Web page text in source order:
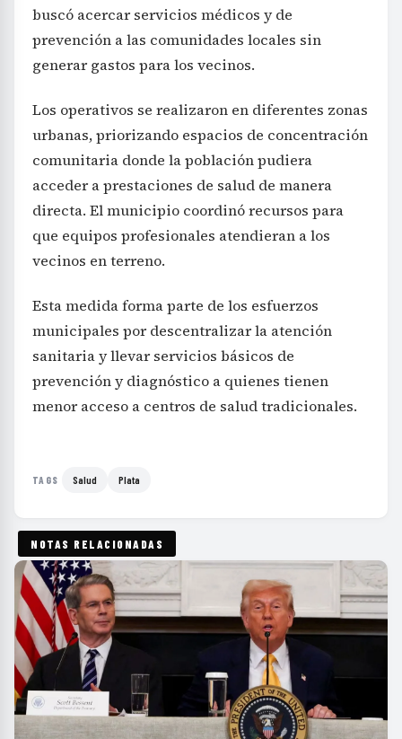
buscó acercar servicios médicos y de
prevención a las comunidades locales sin
generar gastos para los vecinos.
Los operativos se realizaron en diferentes zonas
urbanas, priorizando espacios de concentración
comunitaria donde la población pudiera
acceder a prestaciones de salud de manera
directa. El municipio coordinó recursos para
que equipos profesionales atendieran a los
vecinos en terreno.
Esta medida forma parte de los esfuerzos
municipales por descentralizar la atención
sanitaria y llevar servicios básicos de
prevención y diagnóstico a quienes tienen
menor acceso a centros de salud tradicionales.
TAGS Salud Plata
NOTAS RELACIONADAS